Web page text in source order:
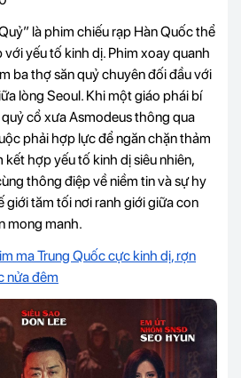
là phim chiếu rạp Hàn Quốc thể
yếu tố kinh dị. Phim xoay quanh
ba thợ săn quỷ chuyên đối đầu với
lòng Seoul. Khi một giáo phái bí
cổ xưa Asmodeus thông qua
phải hợp lực để ngăn chặn thảm
hợp yếu tố kinh dị siêu nhiên,
thông điệp về niềm tin và sự hy
giới tăm tối nơi ranh giới giữa con
mong manh.
ma Trung Quốc cực kinh dị, rợn
nửa đêm